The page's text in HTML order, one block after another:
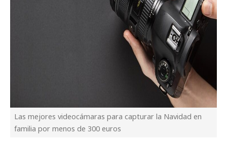
Las mejores videocámaras para capturar la Navidad en
familia por menos de 300 euros